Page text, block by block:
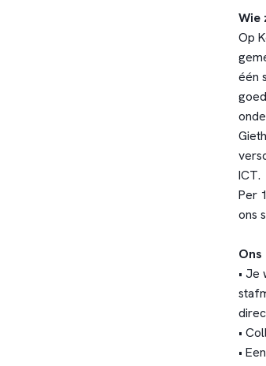
Wie
Op
één
ICT.
Per
ons
Ons
• Je
•
•